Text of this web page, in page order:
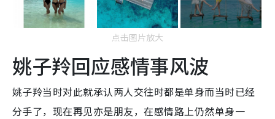
点击图片放大
姚子羚回应感情事风波
姚子羚当时对此就承认两人交往时都是单身而当时已经
分手了，现在再见亦是朋友，在感情路上仍然单身一